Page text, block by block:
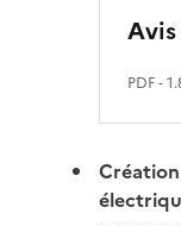
PDF-